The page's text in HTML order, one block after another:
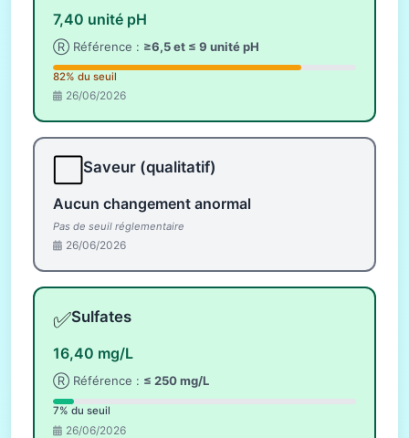
7,40 unité pH
Ⓡ Référence : ≥6,5 et ≤ 9 unité pH
82% du seuil
26/06/2026
Saveur (qualitatif)
Aucun changement anormal
Pas de seuil réglementaire
26/06/2026
✅Sulfates
16,40 mg/L
Ⓡ Référence : ≤ 250 mg/L
7% du seuil
26/06/2026